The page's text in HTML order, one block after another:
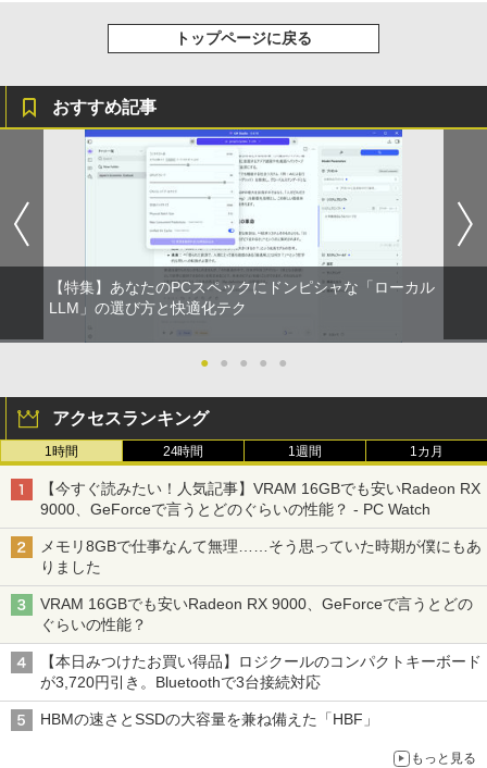
トップページに戻る
おすすめ記事
【特集】あなたのPCスペックにドンピシャな「ローカル
LLM」の選び方と快適化テク
● ● ● ● ●
アクセスランキング
1時間 24時間 1週間 1カ月
【今すぐ読みたい！人気記事】VRAM 16GBでも安いRadeon RX
9000、GeForceで言うとどのぐらいの性能？ - PC Watch
メモリ8GBで仕事なんて無理……そう思っていた時期が僕にもあ
りました
VRAM 16GBでも安いRadeon RX 9000、GeForceで言うとどの
ぐらいの性能？
【本日みつけたお買い得品】ロジクールのコンパクトキーボード
が3,720円引き。Bluetoothで3台接続対応
HBMの速さとSSDの大容量を兼ね備えた「HBF」
もっと見る